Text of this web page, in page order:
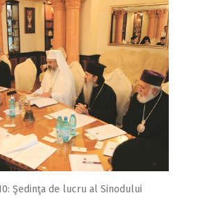
Şedinţa de lucru al Sinodului